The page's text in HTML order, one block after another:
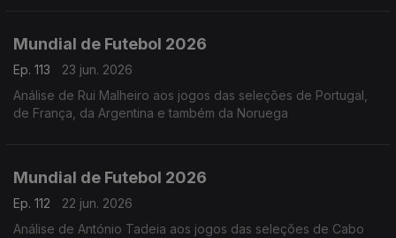
Mundial de Futebol 2026
Ep. 113
23 jun. 2026
Análise de Rui Malheiro aos jogos das seleções de Portugal,
de França, da Argentina e também da Noruega
Mundial de Futebol 2026
Ep. 112
22 jun. 2026
Análise de António Tadeia aos jogos das seleções de Cabo